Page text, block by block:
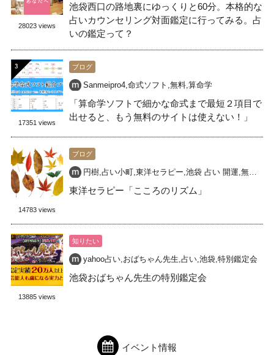
28023 views
池袋西口の路地裏にゆっくりと60分。本格的な
占いカウンセリング対面鑑定に行ってみる。占
いの鑑定って？
17351 views
ブログ
Sanmeipro4, 命式ソフト 無料, 算命学
「算命学ソフトで細かな命式まで最短２項目で
出せると、もう無料のサイトは使えない！」
14783 views
ブログ
円樹, 占い小町, 東洋セラピー 池袋 占い 開運 無料占い
東洋セラピー「こころのリズム」
13885 views
知りたい
yahoo占い, おばちゃん先生 占い, 池袋, 特別鑑定会
池袋おばちゃん先生の特別鑑定会
イベント情報